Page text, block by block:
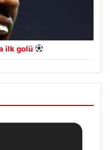
ilk golü